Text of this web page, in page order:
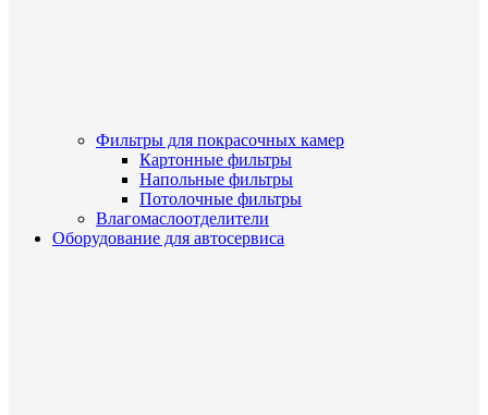
Фильтры для покрасочных камер
Картонные фильтры
Напольные фильтры
Потолочные фильтры
Влагомаслоотделители
Оборудование для автосервиса